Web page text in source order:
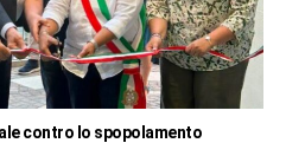
contro lo spopolamento